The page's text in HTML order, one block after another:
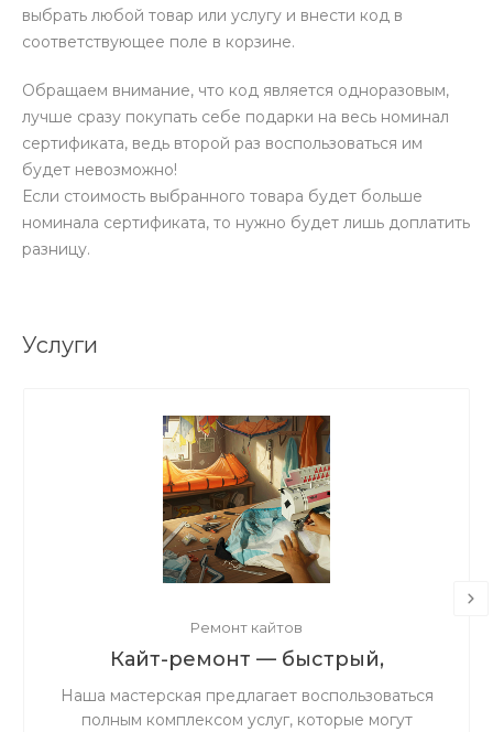
выбрать любой товар или услугу и внести код в
соответствующее поле в корзине.
Обращаем внимание, что код является одноразовым,
лучше сразу покупать себе подарки на весь номинал
сертификата, ведь второй раз воспользоваться им
будет невозможно!
Если стоимость выбранного товара будет больше
номинала сертификата, то нужно будет лишь доплатить
разницу.
Услуги
Ремонт кайтов
Кайт-ремонт — быстрый,
надёжный, с душой.
Наша мастерская предлагает воспользоваться
полным комплексом услуг, которые могут